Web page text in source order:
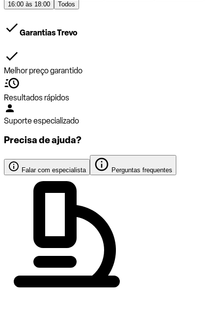
16:00 às 18:00
Todos
Garantias Trevo
Melhor preço garantido
Resultados rápidos
Suporte especializado
Precisa de ajuda?
Falar com especialista Perguntas frequentes